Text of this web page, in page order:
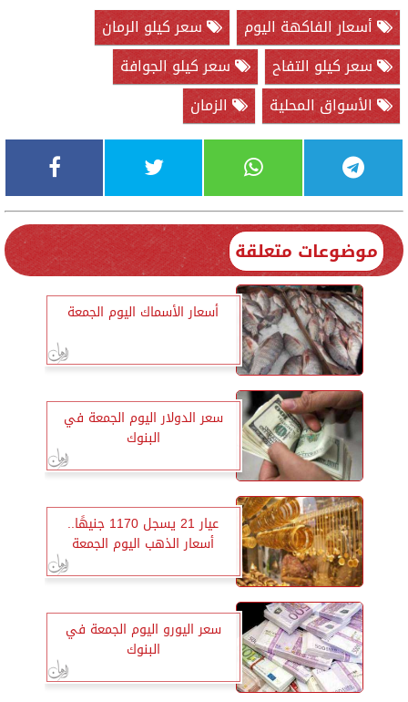
أسعار الفاكهة اليوم
سعر كيلو الرمان
سعر كيلو التفاح
سعر كيلو الجوافة
الأسواق المحلية
الزمان
موضوعات متعلقة
أسعار الأسماك اليوم الجمعة
سعر الدولار اليوم الجمعة في
البنوك
عيار 21 يسجل 1170 جنيهًا..
أسعار الذهب اليوم الجمعة
سعر اليورو اليوم الجمعة في
البنوك